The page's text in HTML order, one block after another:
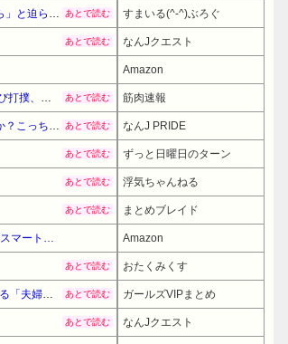
あとで読む すまいる(^-^)ぶろぐ
あとで読む なんJクエスト
Amazon
あとで読む 筋肉速報
あとで読む なんJ PRIDE
あとで読む ずっと日曜日のターン
あとで読む 浮気ちゃんねる
あとで読む まとめブレイド
Amazon
あとで読む おたくみくす
あとで読む ガールズVIPまとめ
あとで読む なんJクエスト